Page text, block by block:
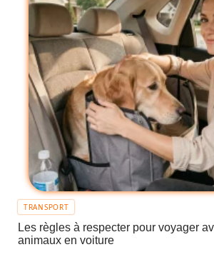
TRANSPORT
Les règles à respecter pour voyager
animaux en voiture